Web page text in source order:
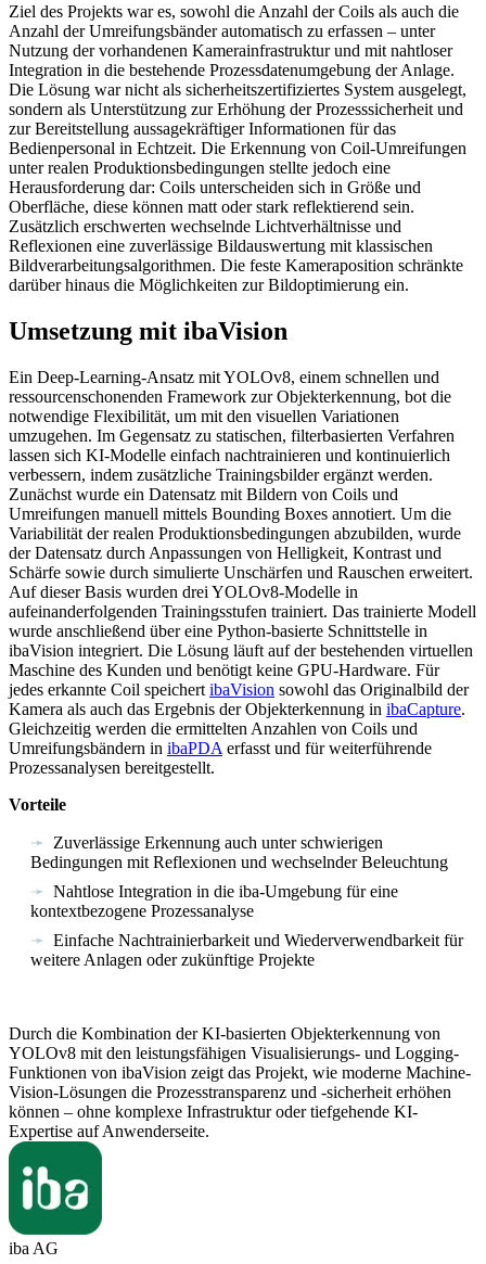
Ziel des Projekts war es, sowohl die Anzahl der Coils als auch die
Anzahl der Umreifungsbänder automatisch zu erfassen – unter
Nutzung der vorhandenen Kamerainfrastruktur und mit nahtloser
Integration in die bestehende Prozessdatenumgebung der Anlage.
Die Lösung war nicht als sicherheitszertifiziertes System ausgelegt,
sondern als Unterstützung zur Erhöhung der Prozesssicherheit und
zur Bereitstellung aussagekräftiger Informationen für das
Bedienpersonal in Echtzeit. Die Erkennung von Coil-Umreifungen
unter realen Produktionsbedingungen stellte jedoch eine
Herausforderung dar: Coils unterscheiden sich in Größe und
Oberfläche, diese können matt oder stark reflektierend sein.
Zusätzlich erschwerten wechselnde Lichtverhältnisse und
Reflexionen eine zuverlässige Bildauswertung mit klassischen
Bildverarbeitungsalgorithmen. Die feste Kameraposition schränkte
darüber hinaus die Möglichkeiten zur Bildoptimierung ein.
Umsetzung mit ibaVision
Ein Deep-Learning-Ansatz mit YOLOv8, einem schnellen und
ressourcenschonenden Framework zur Objekterkennung, bot die
notwendige Flexibilität, um mit den visuellen Variationen
umzugehen. Im Gegensatz zu statischen, filterbasierten Verfahren
lassen sich KI-Modelle einfach nachtrainieren und kontinuierlich
verbessern, indem zusätzliche Trainingsbilder ergänzt werden.
Zunächst wurde ein Datensatz mit Bildern von Coils und
Umreifungen manuell mittels Bounding Boxes annotiert. Um die
Variabilität der realen Produktionsbedingungen abzubilden, wurde
der Datensatz durch Anpassungen von Helligkeit, Kontrast und
Schärfe sowie durch simulierte Unschärfen und Rauschen erweitert.
Auf dieser Basis wurden drei YOLOv8-Modelle in
aufeinanderfolgenden Trainingsstufen trainiert. Das trainierte Modell
wurde anschließend über eine Python-basierte Schnittstelle in
ibaVision integriert. Die Lösung läuft auf der bestehenden virtuellen
Maschine des Kunden und benötigt keine GPU-Hardware. Für
jedes erkannte Coil speichert ibaVision sowohl das Originalbild der
Kamera als auch das Ergebnis der Objekterkennung in ibaCapture.
Gleichzeitig werden die ermittelten Anzahlen von Coils und
Umreifungsbändern in ibaPDA erfasst und für weiterführende
Prozessanalysen bereitgestellt.
Vorteile
Zuverlässige Erkennung auch unter schwierigen
Bedingungen mit Reflexionen und wechselnder Beleuchtung
Nahtlose Integration in die iba-Umgebung für eine
kontextbezogene Prozessanalyse
Einfache Nachtrainierbarkeit und Wiederverwendbarkeit für
weitere Anlagen oder zukünftige Projekte
Durch die Kombination der KI-basierten Objekterkennung von
YOLOv8 mit den leistungsfähigen Visualisierungs- und Logging-
Funktionen von ibaVision zeigt das Projekt, wie moderne Machine-
Vision-Lösungen die Prozesstransparenz und -sicherheit erhöhen
können – ohne komplexe Infrastruktur oder tiefgehende KI-
Expertise auf Anwenderseite.
iba AG